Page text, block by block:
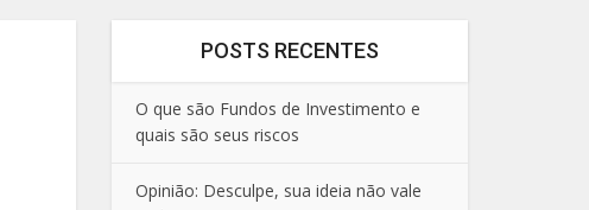
POSTS RECENTES
O que são Fundos de Investimento e
quais são seus riscos
Opinião: Desculpe, sua ideia não vale